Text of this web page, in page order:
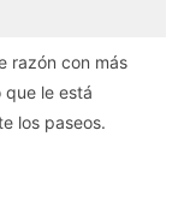
razón con más
le está
los paseos.